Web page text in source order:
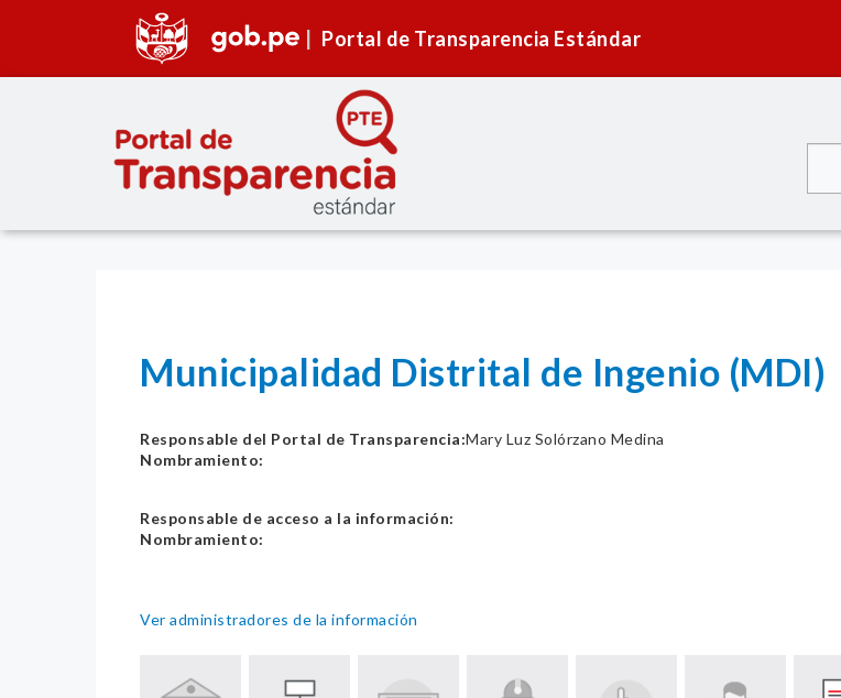
Portal de Transparencia Estándar
Municipalidad Distrital de Ingenio (MDI)
Responsable del Portal de Transparencia:Mary Luz Solórzano Medina
Nombramiento:
Responsable de acceso a la información:
Nombramiento:
Ver administradores de la información